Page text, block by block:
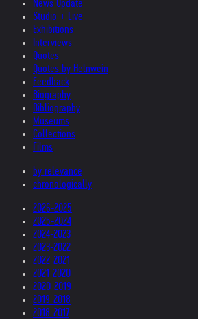
News Update
Studio + Live
Exhibitions
Interviews
Quotes
Quotes by Helnwein
Feedback
Biography
Bibliography
Museums
Collections
Films
by relevance
chronologically
2026-2025
2025-2024
2024-2023
2023-2022
2022-2021
2021-2020
2020-2019
2019-2018
2018-2017